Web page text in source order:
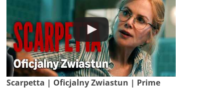
Scarpetta | Oficjalny Zwiastun | Prime